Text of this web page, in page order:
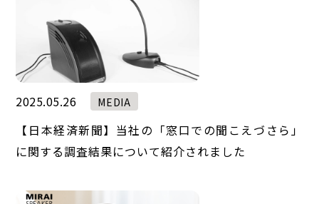
2025.05.26 MEDIA
【日本経済新聞】当社の「窓口での聞こえづさら」
に関する調査結果について紹介されました